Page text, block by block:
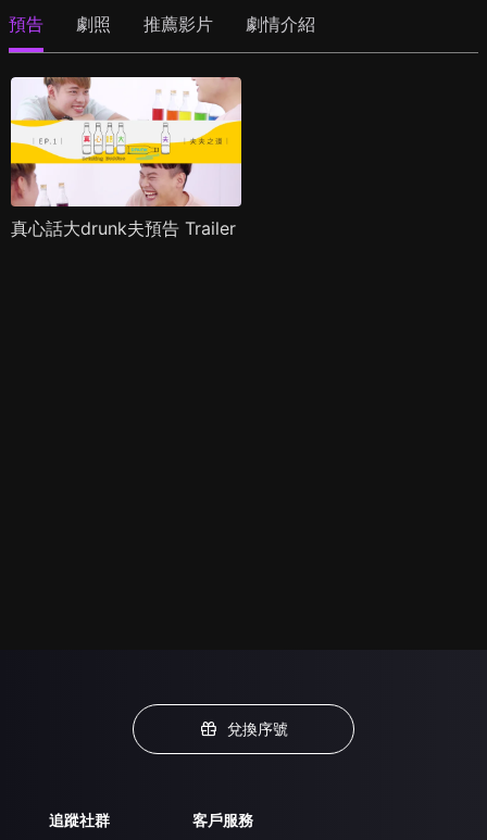
預告 劇照 推薦影片 劇情介紹
真心話大drunk夫預告 Trailer
兌換序號
追蹤社群 客戶服務